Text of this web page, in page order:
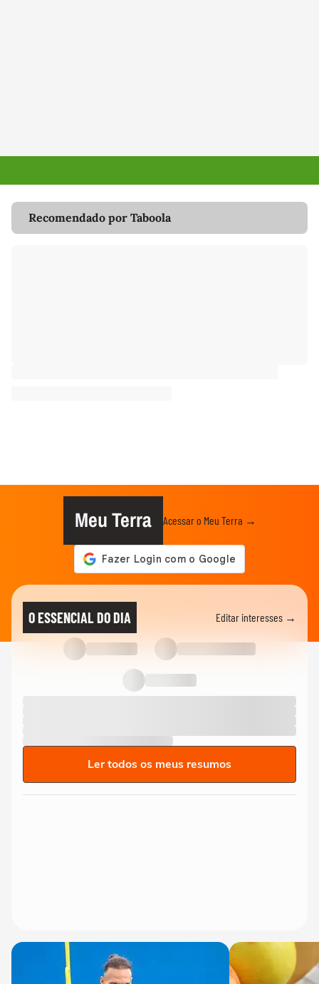
Recomendado por Taboola
Meu Terra Acessar o Meu Terra →
O ESSENCIAL DO DIA Editar interesses →
Ler todos os meus resumos